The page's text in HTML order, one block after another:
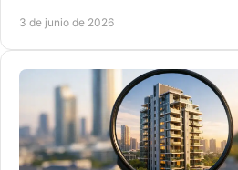
3 de junio de 2026